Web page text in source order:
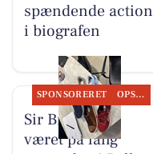
spændende action
i biografen
SPONSORERET OPSLAGSTAVLEN
Sir Brian har
været på lang